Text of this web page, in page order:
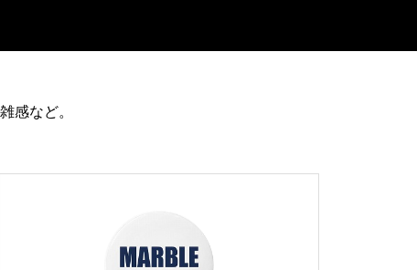
ベッドとか、ピックルボールと
感など。